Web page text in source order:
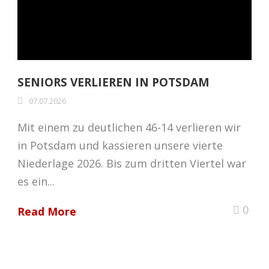
SENIORS VERLIEREN IN POTSDAM
07.07.2026
Mit einem zu deutlichen 46-14 verlieren wir
in Potsdam und kassieren unsere vierte
Niederlage 2026. Bis zum dritten Viertel war
es ein...
Read More 0